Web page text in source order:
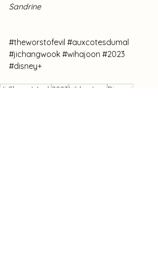
Sandrine
#theworstofevil #auxcotesdumal
#jichangwook #wihajoon #2023
#disney+
Ji Chang Wook 2023Wi ha Joon
Disney+